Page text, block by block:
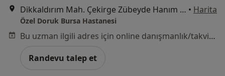
Dikkaldırım Mah. Çekirge Zübeyde Hanım Cad. No:5, Osmangazi • Harita
Özel Doruk Bursa Hastanesi
Bu uzman ilgili adres için online danışmanlık/takvim sunmuyor.
Randevu talep et